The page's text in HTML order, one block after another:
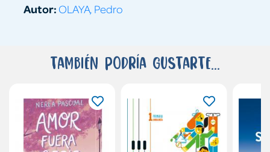
Autor: OLAYA, Pedro
También podría gustarte...